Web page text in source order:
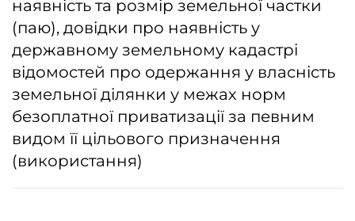
наявність та розмір земельної частки
(паю), довідки про наявність у
державному земельному кадастрі
відомостей про одержання у власність
земельної ділянки у межах норм
безоплатної приватизації за певним
видом її цільового призначення
(використання)